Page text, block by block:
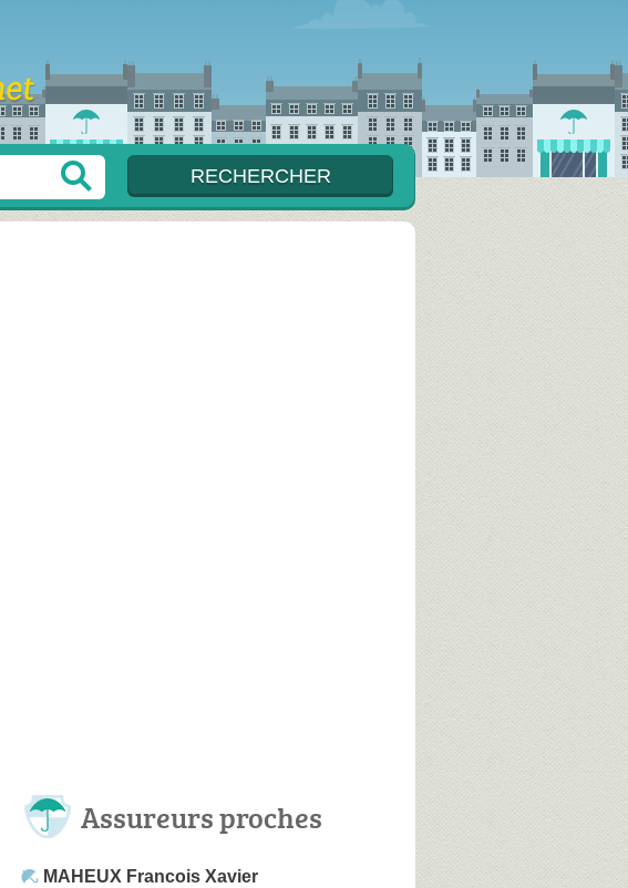
Assureurs proches
MAHEUX Francois Xavier